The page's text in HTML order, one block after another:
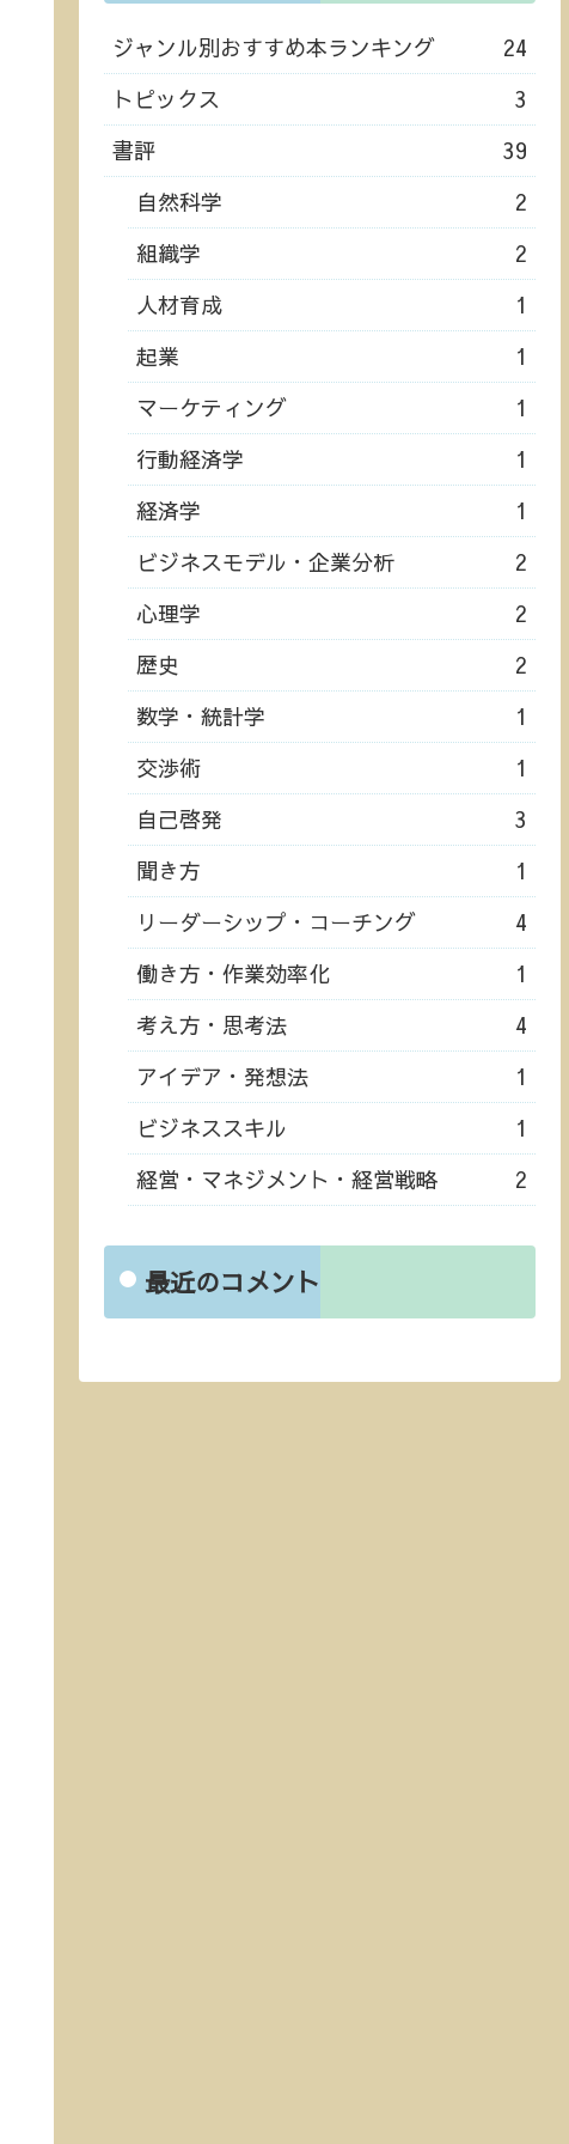
ジャンル別おすすめ本ランキング
24
トピックス
3
書評
39
自然科学
2
組織学
2
人材育成
1
起業
1
マーケティング
1
行動経済学
1
経済学
1
ビジネスモデル・企業分析
2
心理学
2
歴史
2
数学・統計学
1
交渉術
1
自己啓発
3
聞き方
1
リーダーシップ・コーチング
4
働き方・作業効率化
1
考え方・思考法
4
アイデア・発想法
1
ビジネススキル
1
経営・マネジメント・経営戦略
2
最近のコメント